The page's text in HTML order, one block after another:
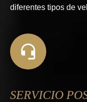
diferentes tipos de
SERVICIO